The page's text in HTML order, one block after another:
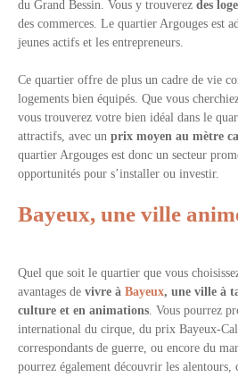
du Grand Bessin. Vous y trouverez des
des commerces. Le quartier Argouges est
jeunes actifs et les entrepreneurs.
Ce quartier offre de plus un cadre de vie
logements bien équipés. Que vous
vous trouverez votre bien idéal dans le
attractifs, avec un prix moyen au mètre
quartier Argouges est donc un secteur
opportunités pour s’installer ou investir.
Bayeux, une ville
Quel que soit le quartier que vous
avantages de vivre à Bayeux, une ville à
culture et en animations. Vous pourrez
international du cirque, du prix Bayeux-
correspondants de guerre, ou encore du
pourrez également découvrir les alentours,